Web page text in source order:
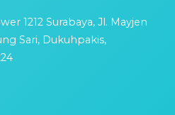
1212 Surabaya, Jl. Mayjen
Sari, Dukuhpakis,